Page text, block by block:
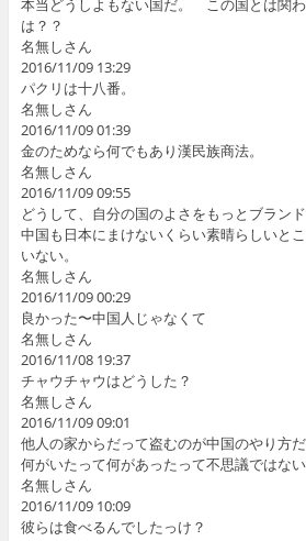
本当どうしよもない国だ。 この国とは関
は？？
名無しさん
2016/11/09 13:29
パクリは十八番。
名無しさん
2016/11/09 01:39
金のためなら何でもあり漢民族商法。
名無しさん
2016/11/09 09:55
どうして、自分の国のよさをもっとブランド
中国も日本にまけないくらい素晴らしいと
いない。
名無しさん
2016/11/09 00:29
良かった〜中国人じゃなくて
名無しさん
2016/11/08 19:37
チャウチャウはどうした？
名無しさん
2016/11/09 09:01
他人の家からだって盗むのが中国のやり方
何がいたって何があったって不思議ではない
名無しさん
2016/11/09 10:09
彼らは食べるんでしたっけ？